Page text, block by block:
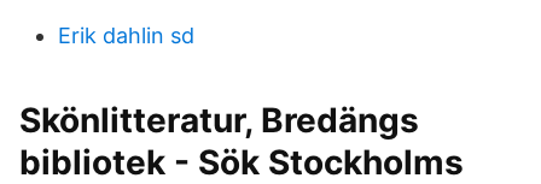
Erik dahlin sd
Skönlitteratur, Bredängs
bibliotek - Sök Stockholms